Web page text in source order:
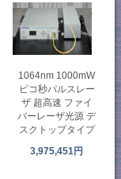
1064nm 1000mW
ピコ秒パルスレー
ザ 超高速 ファイ
バーレーザ光源 デ
スクトップタイプ
3,975,451円